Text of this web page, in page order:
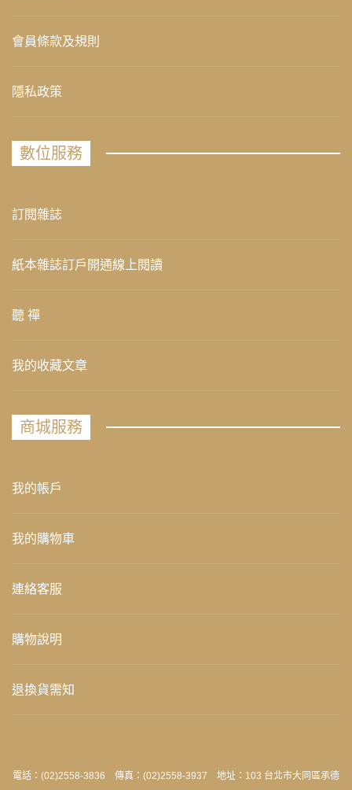
會員條款及規則
隱私政策
數位服務
訂閱雜誌
紙本雜誌訂戶開通線上閱讀
聽 禪
我的收藏文章
商城服務
我的帳戶
我的購物車
連絡客服
購物說明
退換貨需知
電話：(02)2558-3836 傳真：(02)2558-3937 地址：103 台北市大同區承德